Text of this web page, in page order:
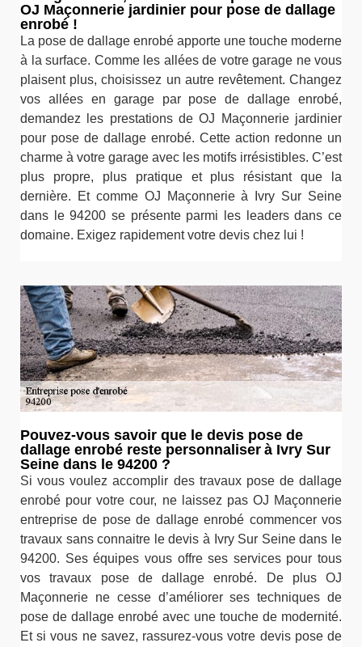
OJ Maçonnerie jardinier pour pose de dallage
enrobé !
La pose de dallage enrobé apporte une touche moderne
à la surface. Comme les allées de votre garage ne vous
plaisent plus, choisissez un autre revêtement. Changez
vos allées en garage par pose de dallage enrobé,
demandez les prestations de OJ Maçonnerie jardinier
pour pose de dallage enrobé. Cette action redonne un
charme à votre garage avec les motifs irrésistibles. C’est
plus propre, plus pratique et plus résistant que la
dernière. Et comme OJ Maçonnerie à Ivry Sur Seine
dans le 94200 se présente parmi les leaders dans ce
domaine. Exigez rapidement votre devis chez lui !
Pouvez-vous savoir que le devis pose de
dallage enrobé reste personnaliser à Ivry Sur
Seine dans le 94200 ?
Si vous voulez accomplir des travaux pose de dallage
enrobé pour votre cour, ne laissez pas OJ Maçonnerie
entreprise de pose de dallage enrobé commencer vos
travaux sans connaitre le devis à Ivry Sur Seine dans le
94200. Ses équipes vous offre ses services pour tous
vos travaux pose de dallage enrobé. De plus OJ
Maçonnerie ne cesse d’améliorer ses techniques de
pose de dallage enrobé avec une touche de modernité.
Et si vous ne savez, rassurez-vous votre devis pose de